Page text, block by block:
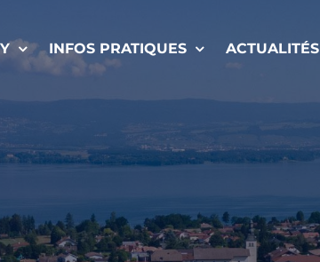
INFOS PRATIQUES ACTUALITÉS